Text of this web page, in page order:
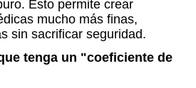
Esto permite crear
mucho más finas,
sin sacrificar seguridad.
tenga un "coeficiente de